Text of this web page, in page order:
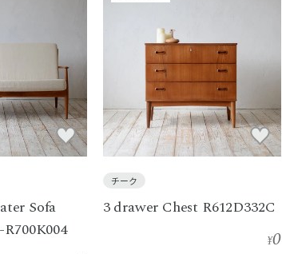
Sofa
チーク
3 drawer Chest R612D332C
¥0